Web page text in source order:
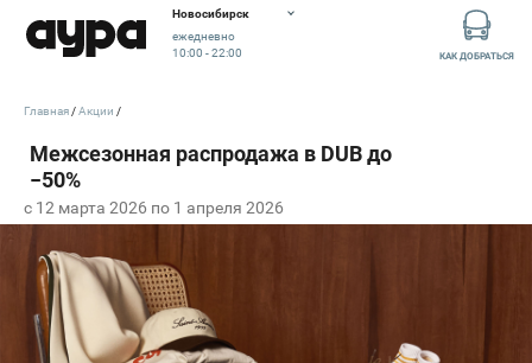
Новосибирск
ежедневно
10:00 - 22:00
КАК ДОБРАТЬСЯ
c 12 марта 2026 по 1 апреля 2026
Главная Акции